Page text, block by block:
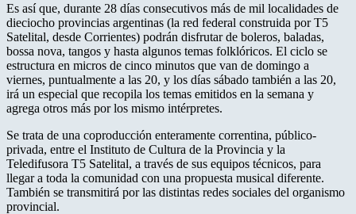
Es así que, durante 28 días consecutivos más de mil localidades de
dieciocho provincias argentinas (la red federal construida por T5
Satelital, desde Corrientes) podrán disfrutar de boleros, baladas,
bossa nova, tangos y hasta algunos temas folklóricos. El ciclo se
estructura en micros de cinco minutos que van de domingo a
viernes, puntualmente a las 20, y los días sábado también a las 20,
irá un especial que recopila los temas emitidos en la semana y
agrega otros más por los mismo intérpretes.
Se trata de una coproducción enteramente correntina, público-
privada, entre el Instituto de Cultura de la Provincia y la
Teledifusora T5 Satelital, a través de sus equipos técnicos, para
llegar a toda la comunidad con una propuesta musical diferente.
También se transmitirá por las distintas redes sociales del organismo
provincial.